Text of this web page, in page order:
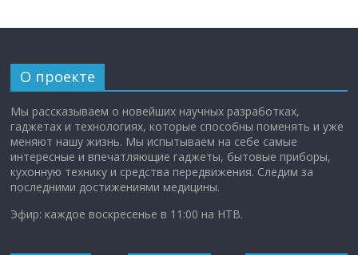
О проекте
Мы рассказываем о новейших научных разработках,
гаджетах и технологиях, которые способны поменять и уже
меняют нашу жизнь. Мы испытываем на себе самые
интересные и впечатляющие гаджеты, бытовые приборы,
кухонную технику и средства передвижения. Следим за
последними достижениями медицины.
Эфир: каждое воскресенье в 11:00 на НТВ.